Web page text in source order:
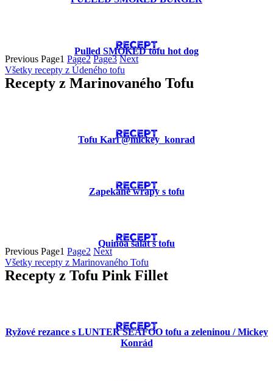
RECEPT
Pulled SMOKED tofu hot dog
Previous Page1 Page2 Page3 Next
Všetky recepty z Údeného tofu
Recepty z Marinovaného Tofu
RECEPT
Tofu Kari @mickey_konrad
RECEPT
Zapekané wrapy s tofu
RECEPT
Quinoa šalát s tofu
Previous Page1 Page2 Next
Všetky recepty z Marinovaného Tofu
Recepty z Tofu Pink Fillet
RECEPT
Ryžové rezance s LUNTER SEAFOO tofu a zeleninou / Mickey
Konrád